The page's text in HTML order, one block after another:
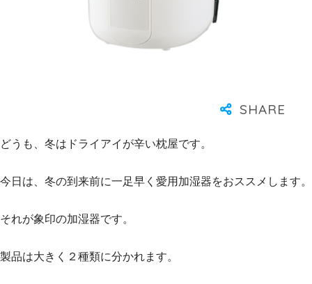
どうも、冬はドライアイが辛い枕屋です。
今日は、冬の到来前に一足早く愛用加湿器をおススメします。
それが象印の加湿器です。
製品は大きく２種類に分かれます。